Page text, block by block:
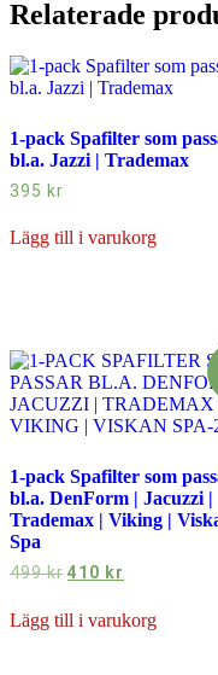
Relaterade
1-pack Spafilter som
bl.a. Jazzi | Trademax
395 kr
Lägg till i varukorg
1-pack Spafilter som
bl.a. DenForm | Jacuzzi |
Trademax | Viking |
Spa
499kr Det
priset
var:
410 kr
priset
är:
Lägg till i varukorg